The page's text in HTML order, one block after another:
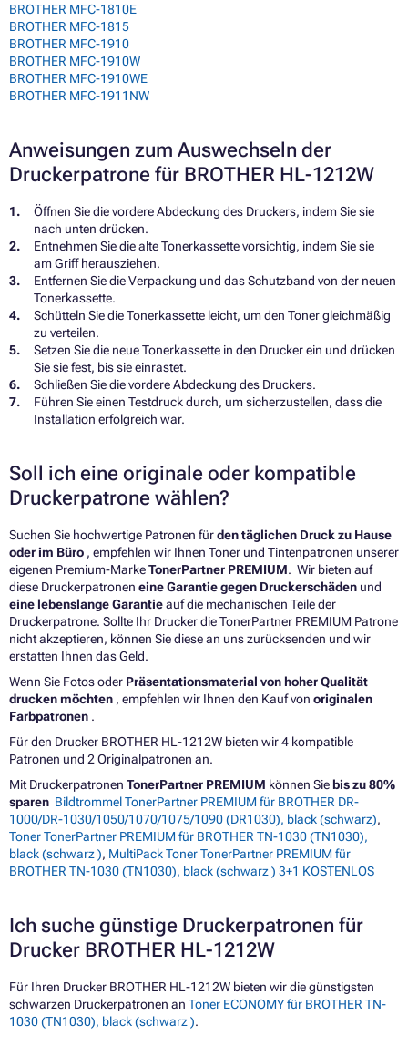
BROTHER MFC-1810E
BROTHER MFC-1815
BROTHER MFC-1910
BROTHER MFC-1910W
BROTHER MFC-1910WE
BROTHER MFC-1911NW
Anweisungen zum Auswechseln der
Druckerpatrone für BROTHER HL-1212W
Öffnen Sie die vordere Abdeckung des Druckers, indem Sie sie
nach unten drücken.
Entnehmen Sie die alte Tonerkassette vorsichtig, indem Sie sie
am Griff herausziehen.
Entfernen Sie die Verpackung und das Schutzband von der neuen
Tonerkassette.
Schütteln Sie die Tonerkassette leicht, um den Toner gleichmäßig
zu verteilen.
Setzen Sie die neue Tonerkassette in den Drucker ein und drücken
Sie sie fest, bis sie einrastet.
Schließen Sie die vordere Abdeckung des Druckers.
Führen Sie einen Testdruck durch, um sicherzustellen, dass die
Installation erfolgreich war.
Soll ich eine originale oder kompatible
Druckerpatrone wählen?
Suchen Sie hochwertige Patronen fürden täglichen Druck zu Hause
oder im Büro , empfehlen wir Ihnen Toner und Tintenpatronen unserer
eigenen Premium-MarkeTonerPartner PREMIUM. Wir bieten auf
diese Druckerpatronen eine Garantie gegen Druckerschäden und
eine lebenslange Garantieauf die mechanischen Teile der
Druckerpatrone. Sollte Ihr Drucker die TonerPartner PREMIUM Patrone
nicht akzeptieren, können Sie diese an uns zurücksenden und wir
erstatten Ihnen das Geld.
Wenn Sie Fotos oder Präsentationsmaterial von hoher Qualität
drucken möchten , empfehlen wir Ihnen den Kauf von originalen
Farbpatronen .
Für den Drucker BROTHER HL-1212W bieten wir 4 kompatible
Patronen und 2 Originalpatronen an.
Mit Druckerpatronen TonerPartner PREMIUM können Sie bis zu 80%
sparen Bildtrommel TonerPartner PREMIUM für BROTHER DR-
1000/DR-1030/1050/1070/1075/1090 (DR1030), black (schwarz),
Toner TonerPartner PREMIUM für BROTHER TN-1030 (TN1030),
black (schwarz ), MultiPack Toner TonerPartner PREMIUM für
BROTHER TN-1030 (TN1030), black (schwarz ) 3+1 KOSTENLOS
Ich suche günstige Druckerpatronen für
Drucker BROTHER HL-1212W
Für Ihren Drucker BROTHER HL-1212W bieten wir die günstigsten
schwarzen Druckerpatronen an Toner ECONOMY für BROTHER TN-
1030 (TN1030), black (schwarz ).